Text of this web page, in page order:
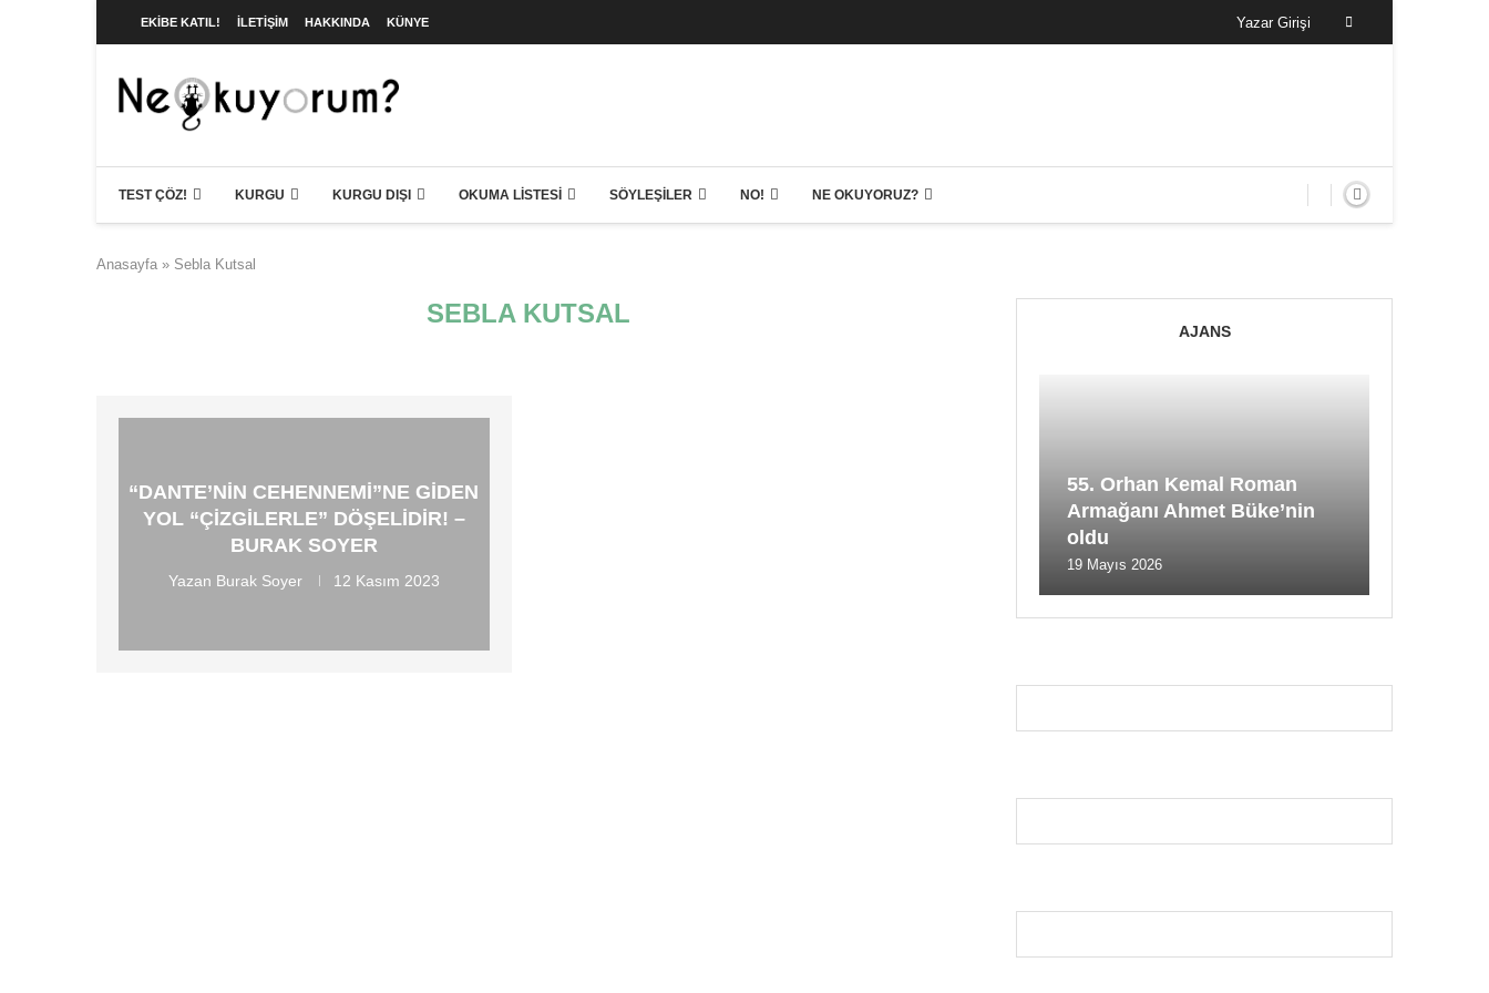
EKIBE KATIL! İLETIŞIM HAKKINDA KÜNYE Yazar Girişi
TEST ÇÖZ! KURGU KURGU DIŞI OKUMA LISTESI SÖYLEŞILER NO! NE OKUYORUZ?
Anasayfa » Sebla Kutsal
SEBLA KUTSAL
“DANTE’NIN CEHENNEMI”NE GIDEN
YOL “ÇIZGILERLE” DÖŞELIDIR! –
BURAK SOYER
Yazan Burak Soyer 12 Kasım 2023
AJANS
55. Orhan Kemal Roman
Armağanı Ahmet Büke’nin
oldu
19 Mayıs 2026